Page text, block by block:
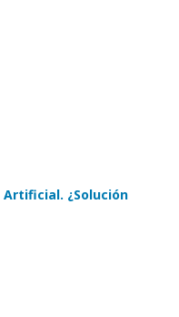
¿Solución